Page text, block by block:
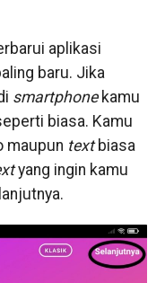
aplikasi
baru. Jika
smartphonekamu
biasa. Kamu
maupun textbiasa
yang ingin kamu